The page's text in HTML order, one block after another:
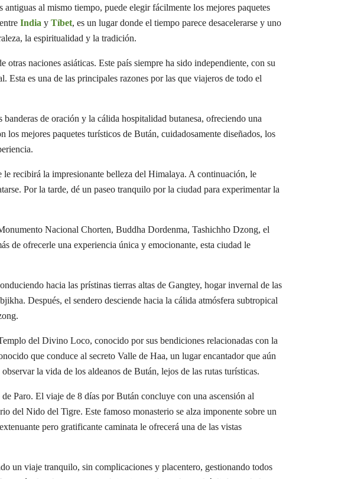
al mismo tiempo, puede elegir fácilmente los mejores paquetes
India y Tíbet, es un lugar donde el tiempo parece desacelerarse y uno
la espiritualidad y la tradición.
naciones asiáticas. Este país siempre ha sido independiente, con su
es una de las principales razones por las que viajeros de todo el
de oración y la cálida hospitalidad butanesa, ofreciendo una
mejores paquetes turísticos de Bután, cuidadosamente diseñados, los
recibirá la impresionante belleza del Himalaya. A continuación, le
Por la tarde, dé un paseo tranquilo por la ciudad para experimentar la
Nacional Chorten, Buddha Dordenma, Tashichho Dzong, el
de ofrecerle una experiencia única y emocionante, esta ciudad le
hacia las prístinas tierras altas de Gangtey, hogar invernal de las
Después, el sendero desciende hacia la cálida atmósfera subtropical
del Divino Loco, conocido por sus bendiciones relacionadas con la
que conduce al secreto Valle de Haa, un lugar encantador que aún
la vida de los aldeanos de Bután, lejos de las rutas turísticas.
Paro. El viaje de 8 días por Bután concluye con una ascensión al
del Nido del Tigre. Este famoso monasterio se alza imponente sobre un
pero gratificante caminata le ofrecerá una de las vistas
un viaje tranquilo, sin complicaciones y placentero, gestionando todos